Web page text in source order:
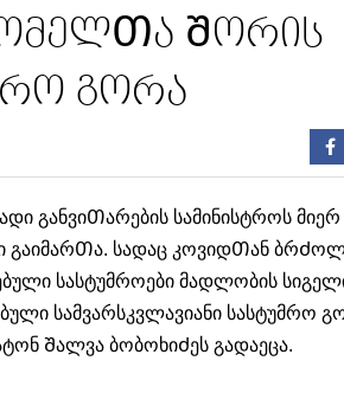
Შორის
გორა
განვიᲗარების სამინისტროს
გაიმარᲗა. სადაც კოვიდᲗან
სასტუმროები მადლობის
სამვარსკვლავიანი სასტუმრო
Შალვა ბობოხიᲫეს გადაეცა.